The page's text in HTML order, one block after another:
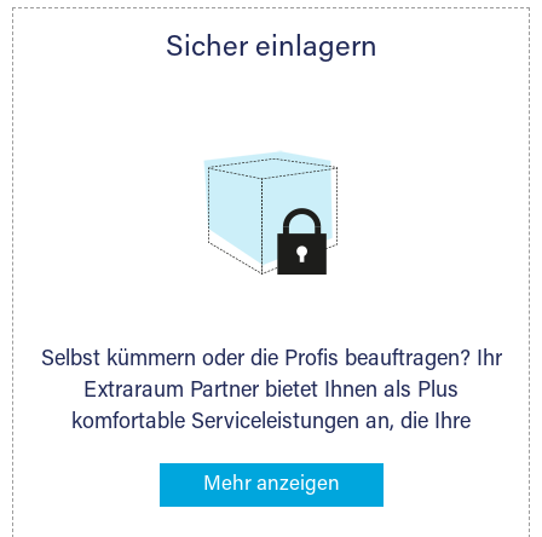
persönlich hinsichtlich Lagervolumen und zu
Sicher einlagern
Selbst kümmern oder die Profis beauftragen? Ihr
Extraraum Partner bietet Ihnen als Plus
komfortable Serviceleistungen an, die Ihre
gehören z. B. Verpackungsservice, Lieferung von